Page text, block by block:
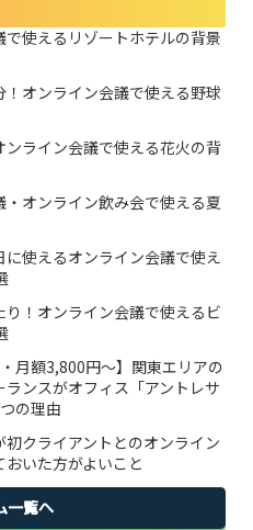
で使えるリゾートホテルの背景
！オンライン会議で使える野球
ンライン会議で使える花火の背
・オンライン飲み会で使える夏
に使えるオンライン会議で使え
り！オンライン会議で使えるビ
・月額3,800円〜】関東エリアの
ンスがオフィス「アントレサ
の理由
初クライアントとのオンライン
いた方がよいこと
一覧へ